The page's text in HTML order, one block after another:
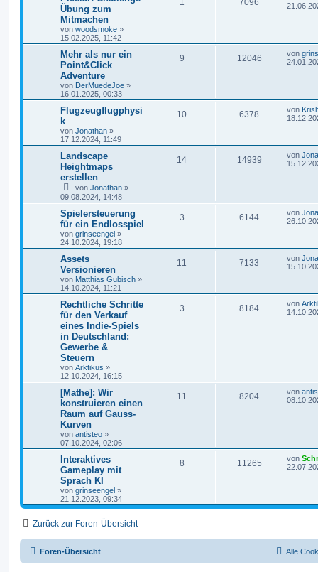
Übung zum
Mitmachen
von woodsmoke »
15.02.2025, 11:42
1 7096
Mehr als nur ein
Point&Click
Adventure
von DerMuedeJoe »
16.01.2025, 00:33
9 12046 von
Flugzeugflugphysi
k
von Jonathan »
17.12.2024, 11:49
10 6378 von
Landscape
Heightmaps
erstellen
von Jonathan »
09.08.2024, 14:48
14 14939 von
Spielersteuerung
für ein Endlosspiel
von grinseengel »
24.10.2024, 19:18
3 6144 von
Assets
Versionieren
von Matthias Gubisch »
14.10.2024, 11:21
11 7133 von
Rechtliche Schritte
für den Verkauf
eines Indie-Spiels
in Deutschland:
Gewerbe &
Steuern
von Arktikus »
12.10.2024, 16:15
3 8184 von
[Mathe]: Wir
konstruieren einen
Raum auf Gauss-
Kurven
von antisteo »
07.10.2024, 02:06
11 8204 von
Interaktives
Gameplay mit
Sprach KI
von grinseengel »
21.12.2023, 09:34
8 11265 von
Zurück zur Foren-Übersicht
Foren-Übersicht Alle